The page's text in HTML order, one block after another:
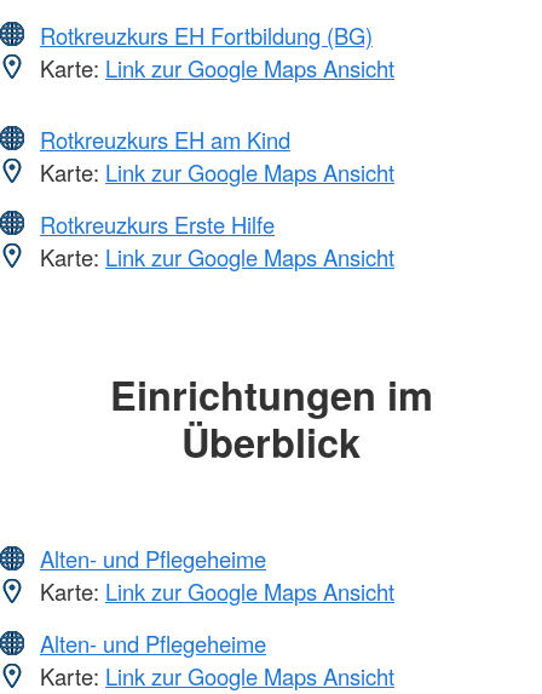
Rotkreuzkurs EH Fortbildung (BG)
Karte: Link zur Google Maps Ansicht
Rotkreuzkurs EH am Kind
Karte: Link zur Google Maps Ansicht
Rotkreuzkurs Erste Hilfe
Karte: Link zur Google Maps Ansicht
Einrichtungen im
Überblick
Alten- und Pflegeheime
Karte: Link zur Google Maps Ansicht
Alten- und Pflegeheime
Karte: Link zur Google Maps Ansicht